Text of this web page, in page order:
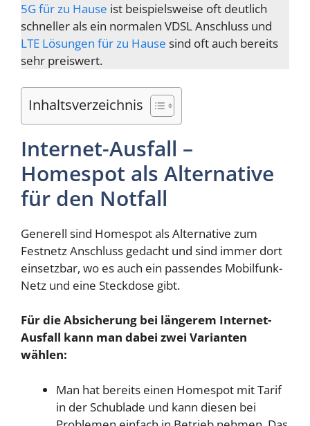
5G für zu Hause ist beispielsweise oft deutlich
schneller als ein normalen VDSL Anschluss und
LTE Lösungen für zu Hause sind oft auch bereits
sehr preiswert.
Inhaltsverzeichnis
Internet-Ausfall –
Homespot als Alternative
für den Notfall
Generell sind Homespot als Alternative zum
Festnetz Anschluss gedacht und sind immer dort
einsetzbar, wo es auch ein passendes Mobilfunk-
Netz und eine Steckdose gibt.
Für die Absicherung bei längerem Internet-
Ausfall kann man dabei zwei Varianten
wählen:
Man hat bereits einen Homespot mit Tarif
in der Schublade und kann diesen bei